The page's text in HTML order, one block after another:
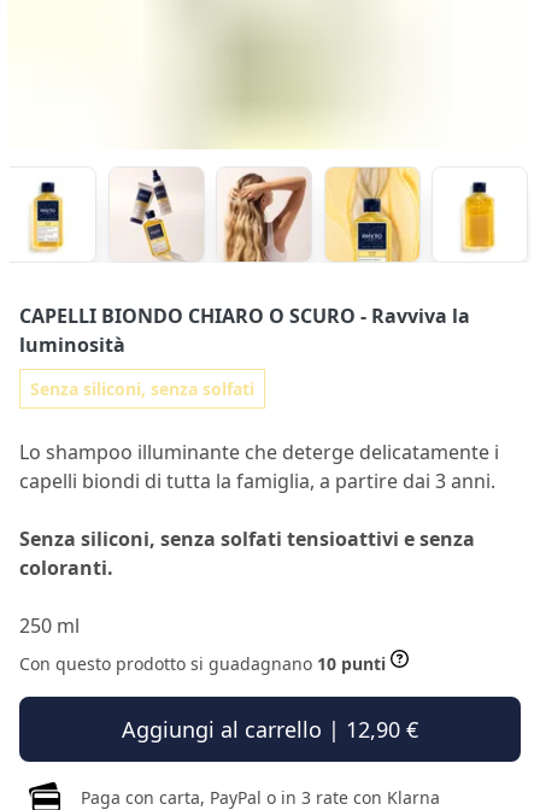
CAPELLI BIONDO CHIARO O SCURO - Ravviva la
luminosità
Senza siliconi, senza solfati
Lo shampoo illuminante che deterge delicatamente i
capelli biondi di tutta la famiglia, a partire dai 3 anni.
Senza siliconi, senza solfati tensioattivi e senza
coloranti.
250 ml
Con questo prodotto si guadagnano 10 punti
Aggiungi al carrello | 12,90 €
Paga con carta, PayPal o in 3 rate con Klarna